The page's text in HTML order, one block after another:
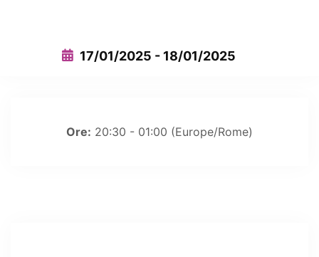
17/01/2025 - 18/01/2025
Ore: 20:30 - 01:00 (Europe/Rome)